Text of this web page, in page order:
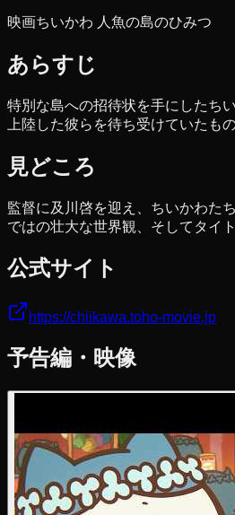
映画ちいかわ 人魚の島のひみつ
あらすじ
特別な島への招待状を手にしたち
上陸した彼らを待ち受けていた
見どころ
監督に及川啓を迎え、ちいかわた
ではの壮大な世界観、そしてタイ
公式サイト
https://chiikawa.toho-movie.jp
予告編・映像